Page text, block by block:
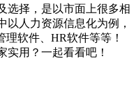
选择，是以市面上很多相
以人力资源信息化为例，
理软件 HR软件等等！
实用？一起看看吧！